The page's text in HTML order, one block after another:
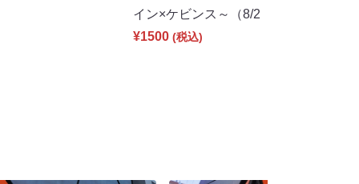
イン×ケビンス～（8/2 17:00）
¥1500 (税込)